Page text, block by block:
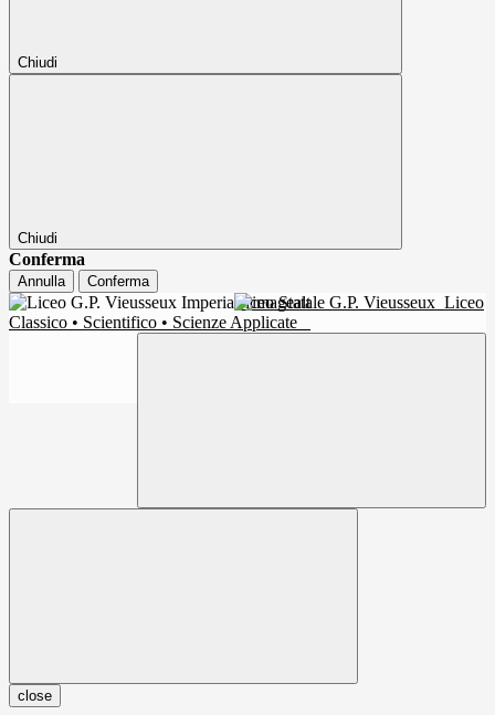
Chiudi
Chiudi
Conferma
Annulla Conferma
Liceo Statale G.P. Vieusseux Liceo
Classico • Scientifico • Scienze Applicate
close